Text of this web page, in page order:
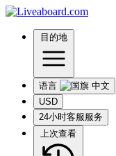
目的地
语言
USD
24小时客服服务
上次查看